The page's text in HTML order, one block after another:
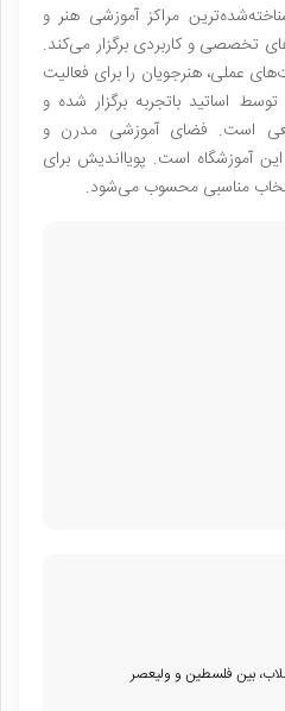
مراکز آموزشی هنر و
تخصصی و کاربردی برگزار می‌کند.
عملی، هنرجویان را برای فعالیت
اساتید باتجربه برگزار شده و
است. فضای آموزشی مدرن و
آموزشگاه است. پویااندیش برای
مناسبی محسوب می‌شود.
بین فلسطین و ولیعصر